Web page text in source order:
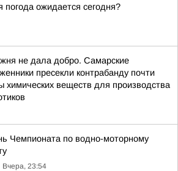
погода ожидается сегодня?
не дала добро. Самарские
пресекли контрабанду почти
химических веществ для производства
Чемпионата по водно-моторному
Вчера, 23:54